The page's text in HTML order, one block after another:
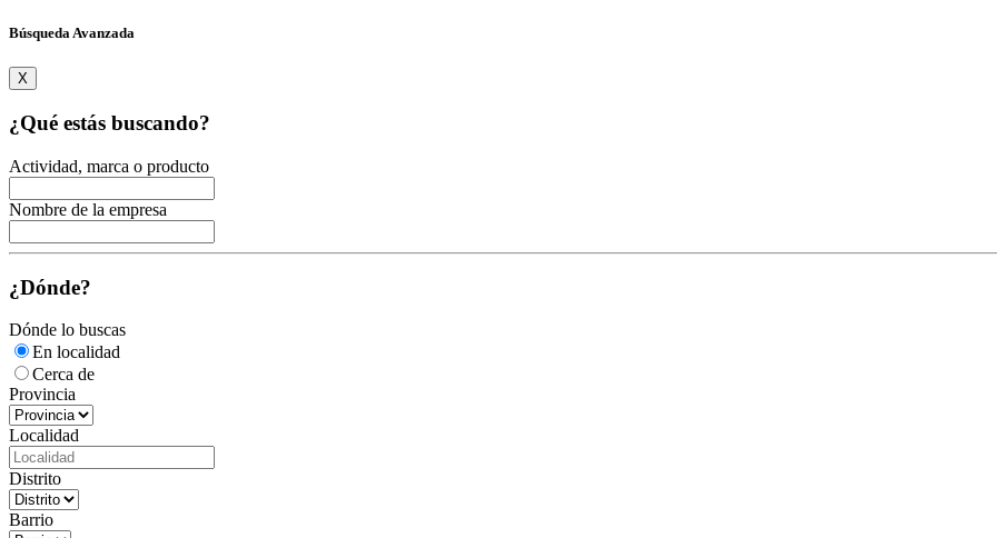
Búsqueda Avanzada
X
¿Qué estás buscando?
Actividad, marca o producto
Nombre de la empresa
¿Dónde?
Dónde lo buscas
En localidad
Cerca de
Provincia
Localidad
Distrito
Barrio